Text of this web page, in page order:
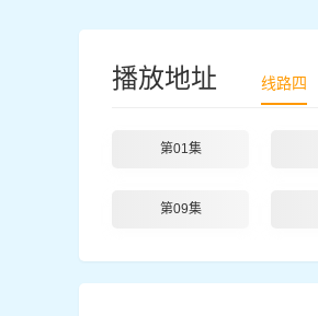
播放地址 线路四
第01集
第09集